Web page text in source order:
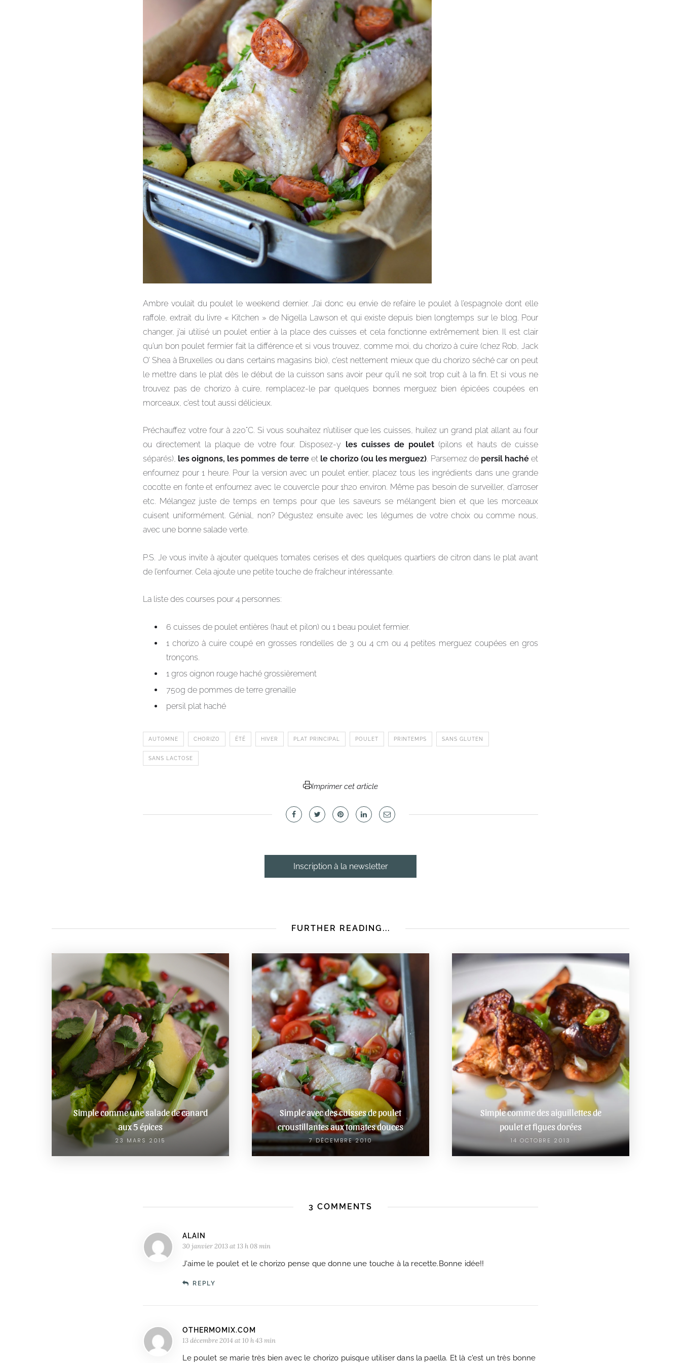
Ambre voulait du poulet le weekend dernier. J’ai donc eu envie de refaire le poulet à l’espagnole dont elle
raffole, extrait du livre « Kitchen » de Nigella Lawson et qui existe depuis bien longtemps sur le blog. Pour
changer, j’ai utilisé un poulet entier à la place des cuisses et cela fonctionne extrêmement bien. Il est clair
qu’un bon poulet fermier fait la différence et si vous trouvez, comme moi, du chorizo à cuire (chez Rob, Jack
O’ Shea à Bruxelles ou dans certains magasins bio), c’est nettement mieux que du chorizo séché car on peut
le mettre dans le plat dès le début de la cuisson sans avoir peur qu’il ne soit trop cuit à la fin. Et si vous ne
trouvez pas de chorizo à cuire, remplacez-le par quelques bonnes merguez bien épicées coupées en
morceaux, c’est tout aussi délicieux.
Préchauffez votre four à 220°C. Si vous souhaitez n’utiliser que les cuisses, huilez un grand plat allant au four
ou directement la plaque de votre four. Disposez-y les cuisses de poulet(pilons et hauts de cuisse
séparés), les oignons, les pommes de terre etle chorizo (ou les merguez). Parsemez de persil hachéet
enfournez pour 1 heure. Pour la version avec un poulet entier, placez tous les ingrédients dans une grande
cocotte en fonte et enfournez avec le couvercle pour 1h20 environ. Même pas besoin de surveiller, d’arroser
etc. Mélangez juste de temps en temps pour que les saveurs se mélangent bien et que les morceaux
cuisent uniformément. Génial, non? Dégustez ensuite avec les légumes de votre choix ou comme nous,
avec une bonne salade verte.
P.S. Je vous invite à ajouter quelques tomates cerises et des quelques quartiers de citron dans le plat avant
de l’enfourner. Cela ajoute une petite touche de fraîcheur intéressante.
La liste des courses pour 4 personnes:
6 cuisses de poulet entières (haut et pilon) ou 1 beau poulet fermier.
1 chorizo à cuire coupé en grosses rondelles de 3 ou 4 cm ou 4 petites merguez coupées en gros
tronçons.
1 gros oignon rouge haché grossièrement
750g de pommes de terre grenaille
persil plat haché
AUTOMNE CHORIZO ÉTÉ HIVER PLAT PRINCIPAL POULET PRINTEMPS SANS GLUTEN
SANS LACTOSE
Imprimer cet article
Inscription à la newsletter
FURTHER READING...
Simple comme une salade de canard
aux 5 épices
23 MARS 2015
Simple avec des cuisses de poulet
croustillantes aux tomates douces
7 DÉCEMBRE 2010
Simple comme des aiguillettes de
poulet et figues dorées
14 OCTOBRE 2013
3 COMMENTS
ALAIN
30 janvier 2013 at 13 h 08 min
J'aime le poulet et le chorizo ​​pense que donne une touche à la recette.Bonne idée!!
REPLY
OTHERMOMIX.COM
13 décembre 2014 at 10 h 43 min
Le poulet se marie très bien avec le chorizo puisque utiliser dans la paella. Et là c'est un très bonne